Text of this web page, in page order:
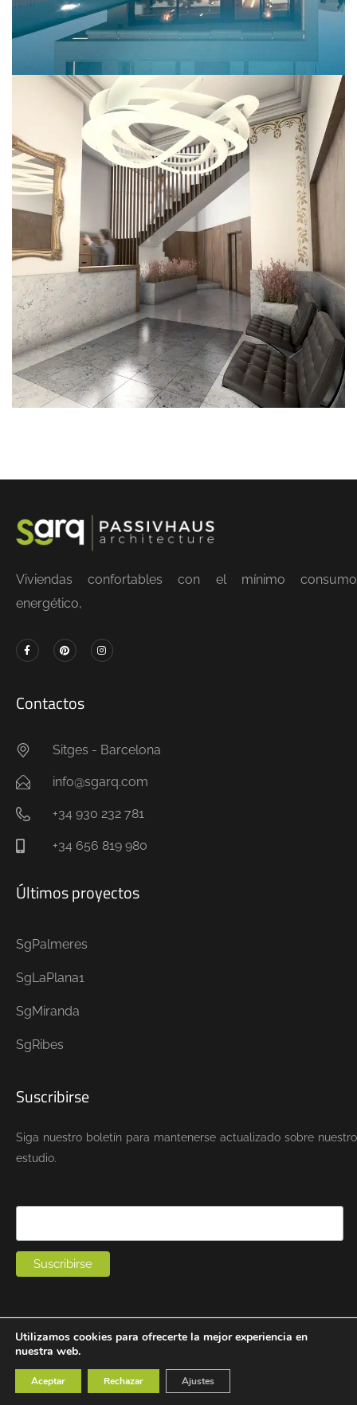
SgClaret
EDIFICIOS DE VIVIENDAS REFORMAS
Viviendas confortables con el mínimo consumo
energético,
Contactos
Sitges - Barcelona
info@sgarq.com
+34 930 232 781
+34 656 819 980
Últimos proyectos
SgPalmeres
SgLaPlana1
SgMiranda
SgRibes
Suscribirse
Siga nuestro boletín para mantenerse actualizado sobre nuestro
estudio.
Copyright © 2021.
LegalPrivacidad Cookies
Utilizamos cookies para ofrecerte la mejor experiencia en
nuestra web.
Aceptar Rechazar Ajustes